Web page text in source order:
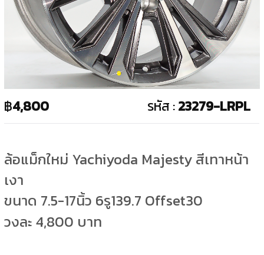
฿4,800 รหัส :23279-LRPL
ล้อแม็กใหม่ Yachiyoda Majesty สีเทาหน้า
เงา
ขนาด 7.5-17นิ้ว 6รู139.7 Offset30
วงละ 4,800 บาท